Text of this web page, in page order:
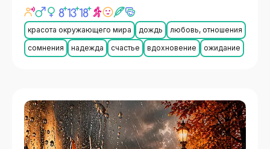
красота окружающего мира дождь
любовь, отношения
сомнения
надежда счастье вдохновение ожидание